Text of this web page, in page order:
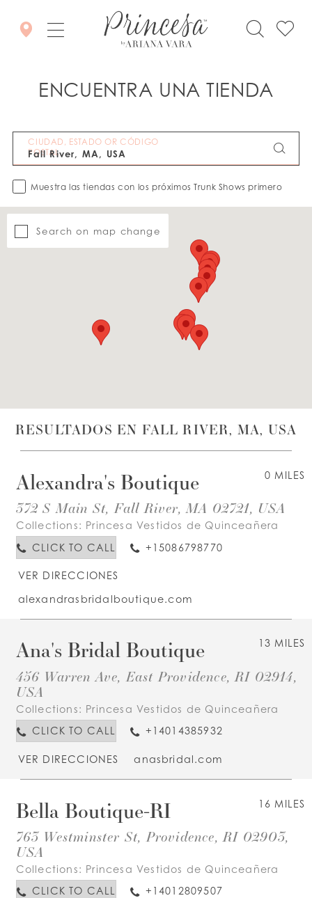
ENCUENTRA UNA TIENDA
CIUDAD, ESTADO OR CÓDIGO
POSTAL
Muestra las tiendas con los próximos Trunk Shows primero
Search on map change
RESULTADOS EN FALL RIVER, MA, USA
0 MILES
Alexandra's Boutique
372 S Main St, Fall River, MA 02721, USA
Collections: Princesa Vestidos de Quinceañera
CLICK TO CALL
+15086798770
VER DIRECCIONES
alexandrasbridalboutique.com
13 MILES
Ana's Bridal Boutique
456 Warren Ave, East Providence, RI 02914,
USA
Collections: Princesa Vestidos de Quinceañera
CLICK TO CALL
+14014385932
VER DIRECCIONES anasbridal.com
16 MILES
Bella Boutique-RI
763 Westminster St, Providence, RI 02903,
USA
Collections: Princesa Vestidos de Quinceañera
CLICK TO CALL
+14012809507